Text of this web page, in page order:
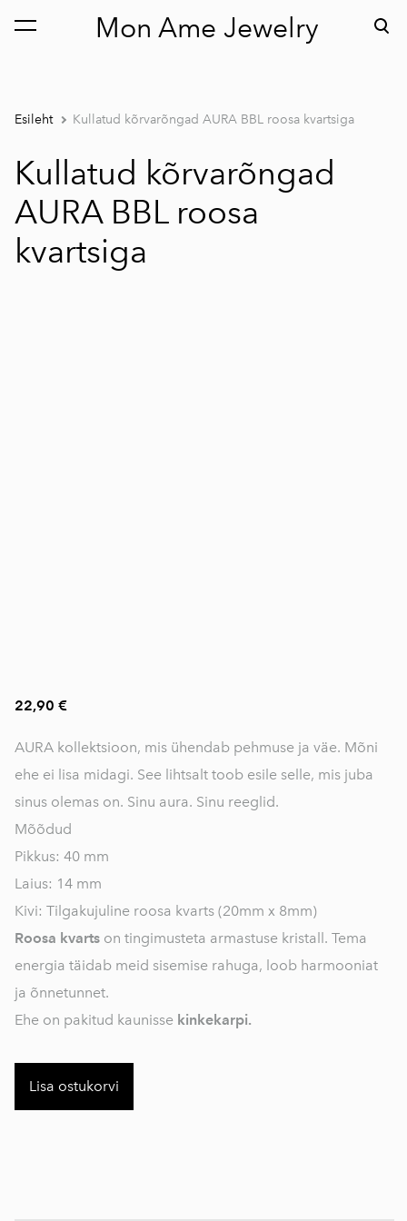
Mon Ame Jewelry
lisati ostukorvi. Vaata ostukorvi
Esileht Kullatud kõrvarõngad AURA BBL roosa kvartsiga
Kullatud kõrvarõngad
AURA BBL roosa
kvartsiga
22,90 €
AURA kollektsioon, mis ühendab pehmuse ja väe. Mõni
ehe ei lisa midagi. See lihtsalt toob esile selle, mis juba
sinus olemas on. Sinu aura. Sinu reeglid.
Mõõdud
Pikkus: 40 mm
Laius: 14 mm
Kivi: Tilgakujuline roosa kvarts (20mm x 8mm)
Roosa kvarts on tingimusteta armastuse kristall. Tema
energia täidab meid sisemise rahuga, loob harmooniat
ja õnnetunnet.
Ehe on pakitud kaunisse kinkekarpi.
Lisa ostukorvi